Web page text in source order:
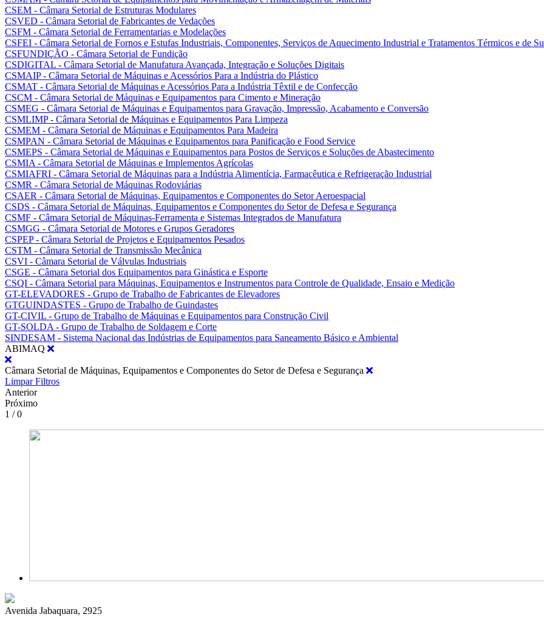
CSEM - Câmara Setorial de Estruturas Modulares
CSVED - Câmara Setorial de Fabricantes de Vedações
CSFM - Câmara Setorial de Ferramentarias e Modelações
CSFEI - Câmara Setorial de Fornos e Estufas Industriais, Componentes, Serviços de Aquecimento Industrial e Tratamentos Térmicos e de
CSFUNDIÇÃO - Câmara Setorial de Fundição
CSDIGITAL - Câmara Setorial de Manufatura Avançada, Integração e Soluções Digitais
CSMAIP - Câmara Setorial de Máquinas e Acessórios Para a Indústria do Plástico
CSMAT - Câmara Setorial de Máquinas e Acessórios Para a Indústria Têxtil e de Confecção
CSCM - Câmara Setorial de Máquinas e Equipamentos para Cimento e Mineração
CSMEG - Câmara Setorial de Máquinas e Equipamentos para Gravação, Impressão, Acabamento e Conversão
CSMLIMP - Câmara Setorial de Máquinas e Equipamentos Para Limpeza
CSMEM - Câmara Setorial de Máquinas e Equipamentos Para Madeira
CSMPAN - Câmara Setorial de Máquinas e Equipamentos para Panificação e Food Service
CSMEPS - Câmara Setorial de Máquinas e Equipamentos para Postos de Serviços e Soluções de Abastecimento
CSMIA - Câmara Setorial de Máquinas e Implementos Agrícolas
CSMIAFRI - Câmara Setorial de Máquinas para a Indústria Alimentícia, Farmacêutica e Refrigeração Industrial
CSMR - Câmara Setorial de Máquinas Rodoviárias
CSAER - Câmara Setorial de Máquinas, Equipamentos e Componentes do Setor Aeroespacial
CSDS - Câmara Setorial de Máquinas, Equipamentos e Componentes do Setor de Defesa e Segurança
CSMF - Câmara Setorial de Máquinas-Ferramenta e Sistemas Integrados de Manufatura
CSMGG - Câmara Setorial de Motores e Grupos Geradores
CSPEP - Câmara Setorial de Projetos e Equipamentos Pesados
CSTM - Câmara Setorial de Transmissão Mecânica
CSVI - Câmara Setorial de Válvulas Industriais
CSGE - Câmara Setorial dos Equipamentos para Ginástica e Esporte
CSQI - Câmara Setorial para Máquinas, Equipamentos e Instrumentos para Controle de Qualidade, Ensaio e Medição
GT-ELEVADORES - Grupo de Trabalho de Fabricantes de Elevadores
GTGUINDASTES - Grupo de Trabalho de Guindastes
GT-CIVIL - Grupo de Trabalho de Máquinas e Equipamentos para Construção Civil
GT-SOLDA - Grupo de Trabalho de Soldagem e Corte
SINDESAM - Sistema Nacional das Indústrias de Equipamentos para Saneamento Básico e Ambiental
ABIMAQ
Câmara Setorial de Máquinas, Equipamentos e Componentes do Setor de Defesa e Segurança
Limpar Filtros
Anterior
Próximo
1 / 0
Avenida Jabaquara, 2925